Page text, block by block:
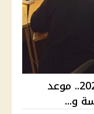
نتيجة تنسيق المرحلة الأولى 2026.. موعد
و...